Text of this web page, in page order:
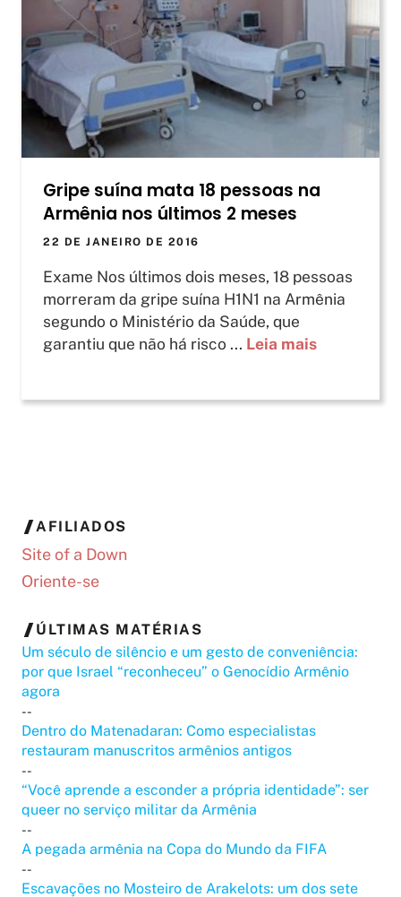
Gripe suína mata 18 pessoas na
Armênia nos últimos 2 meses
22 DE JANEIRO DE 2016
Exame Nos últimos dois meses, 18 pessoas
morreram da gripe suína H1N1 na Armênia
segundo o Ministério da Saúde, que
garantiu que não há risco ... Leia mais
AFILIADOS
Site of a Down
Oriente-se
ÚLTIMAS MATÉRIAS
Um século de silêncio e um gesto de conveniência:
por que Israel “reconheceu” o Genocídio Armênio
agora
--
Dentro do Matenadaran: Como especialistas
restauram manuscritos armênios antigos
--
“Você aprende a esconder a própria identidade”: ser
queer no serviço militar da Armênia
--
A pegada armênia na Copa do Mundo da FIFA
--
Escavações no Mosteiro de Arakelots: um dos sete